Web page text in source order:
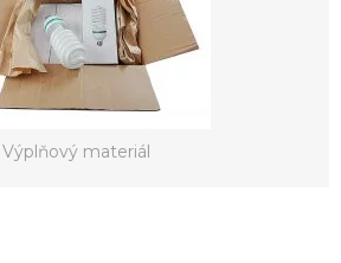
Výplňový materiál